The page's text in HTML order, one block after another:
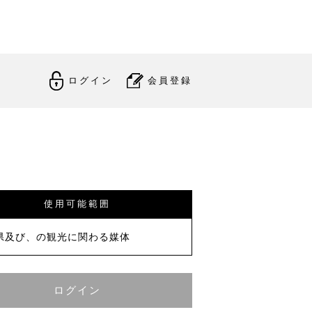
ログイン 会員登録
使用可能範囲
及び、の観光に関わる媒体
ログイン